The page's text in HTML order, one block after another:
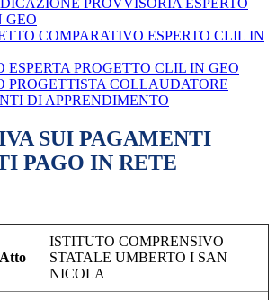
PROVVISORIA ESPERTO
GEO
COMPARATIVO ESPERTO CLIL IN
ESPERTA PROGETTO CLIL IN GEO
PROGETTISTA COLLAUDATORE
DI APPRENDIMENTO
SUI PAGAMENTI
PAGO IN RETE
ISTITUTO COMPRENSIVO
STATALE UMBERTO I SAN
NICOLA